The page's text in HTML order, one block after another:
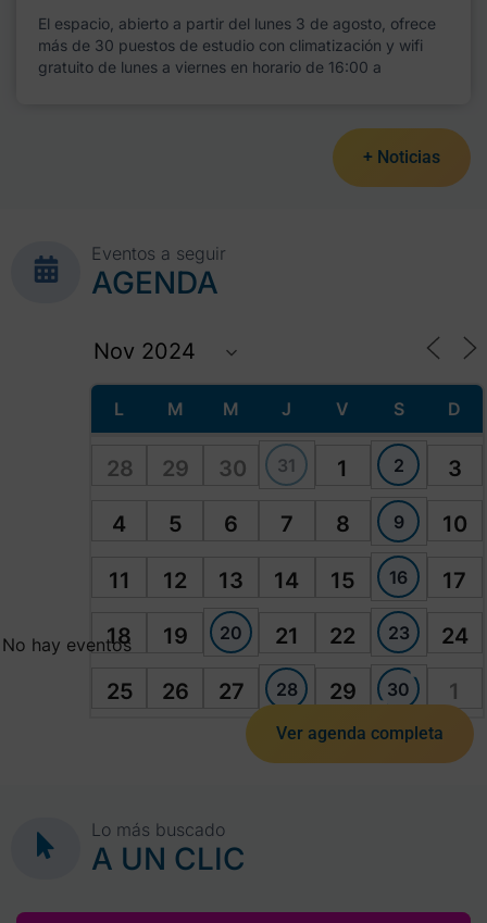
El espacio, abierto a partir del lunes 3 de agosto, ofrece
más de 30 puestos de estudio con climatización y wifi
gratuito de lunes a viernes en horario de 16:00 a
+ Noticias
Eventos a seguir
AGENDA
L M M J V S D
28 29 30 31 1 2 3
4 5 6 7 8 9 10
11 12 13 14 15 16 17
18 19 20 21 22 23 24
25 26 27 28 29 30 1
No hay eventos
Ver agenda completa
Lo más buscado
A UN CLIC